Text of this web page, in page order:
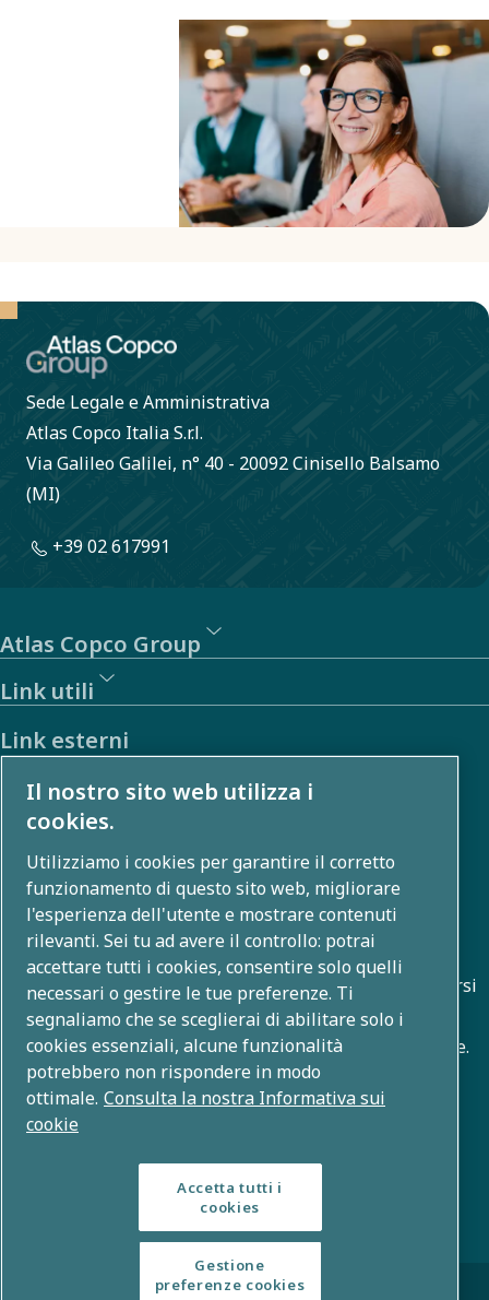
nostri
colleghi.
Sede Legale e Amministrativa
Atlas Copco Italia S.r.l.
Via Galileo Galilei, n° 40 - 20092 Cinisello Balsamo
(MI)
+39 02 617991
Atlas Copco Group
Link utili
Link esterni
Investitori
Galleria foto e video
Chi siamo
Atlas Copco Group sviluppa soluzioni innovative in diversi
ambiti, tra cui compressione dell'aria, tecnologie per il
vuoto, applicazioni industriali e sistemi di alimentazione.
Con un portafoglio globale di oltre 80 brand, offriamo la
tecnologia che trasforma il futuro.
© Copyright 2026 - Gruppo Atlas Copco
Il nostro sito web utilizza i
cookies.
Utilizziamo i cookies per garantire il corretto
funzionamento di questo sito web, migliorare
l'esperienza dell'utente e mostrare contenuti
rilevanti. Sei tu ad avere il controllo: potrai
accettare tutti i cookies, consentire solo quelli
necessari o gestire le tue preferenze. Ti
segnaliamo che se sceglierai di abilitare solo i
cookies essenziali, alcune funzionalità
potrebbero non rispondere in modo
ottimale. Consulta la nostra Informativa sui
cookie
Accetta tutti i
cookies
Gestione
preferenze cookies